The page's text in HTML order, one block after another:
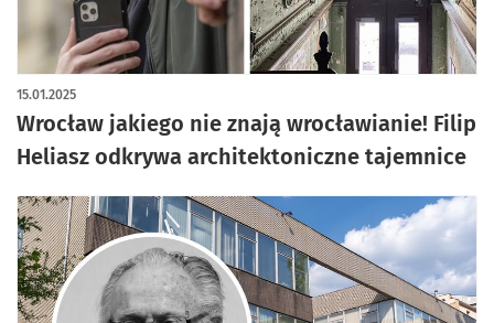
Wrocław jakiego nie znają wrocławianie! Filip
Heliasz odkrywa architektoniczne tajemnice
15.01.2025
artykuł z galerią zdjęć